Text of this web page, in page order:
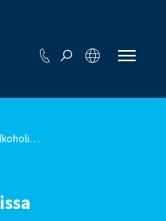
Viinien myynti kaupoissa ei edellytä alkoholimonopolin purkamista